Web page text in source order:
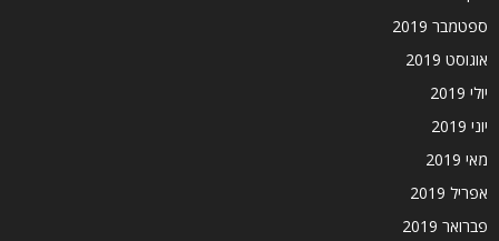
ספטמבר 2019
אוגוסט 2019
יולי 2019
יוני 2019
מאי 2019
אפריל 2019
פברואר 2019